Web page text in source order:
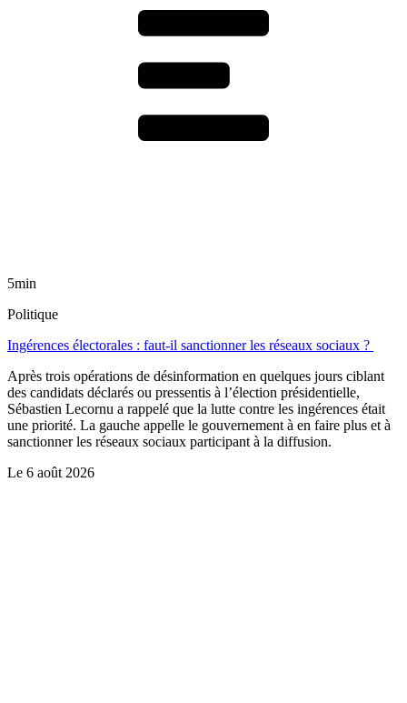
5min
Politique
Ingérences électorales : faut-il sanctionner les réseaux sociaux ?
Après trois opérations de désinformation en quelques jours ciblant
des candidats déclarés ou pressentis à l’élection présidentielle,
Sébastien Lecornu a rappelé que la lutte contre les ingérences était
une priorité. La gauche appelle le gouvernement à en faire plus et à
sanctionner les réseaux sociaux participant à la diffusion.
Le 6 août 2026